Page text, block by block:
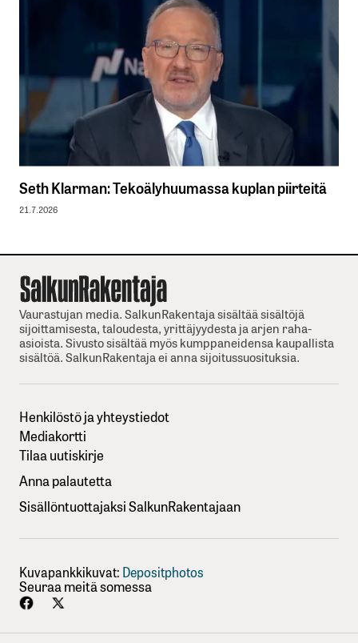
Seth Klarman: Tekoälyhuumassa kuplan piirteitä
21.7.2026
Vaurastujan media. SalkunRakentaja sisältää sisältöjä
sijoittamisesta, taloudesta, yrittäjyydesta ja arjen raha-
asioista. Sivusto sisältää myös kumppaneidensa kaupallista
sisältöä. SalkunRakentaja ei anna sijoitussuosituksia.
Henkilöstö ja yhteystiedot
Mediakortti
Tilaa uutiskirje
Anna palautetta
Sisällöntuottajaksi SalkunRakentajaan
Kuvapankkikuvat: Depositphotos
Seuraa meitä somessa